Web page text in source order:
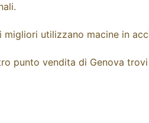
migliori utilizzano macine in
punto vendita di Genova